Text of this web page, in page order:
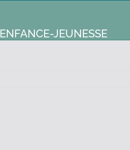
ENFANCE-JEUNESSE